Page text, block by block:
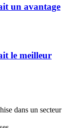
un avantage
le meilleur
dans un secteur